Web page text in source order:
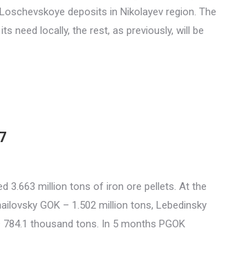
deposits in Nikolayev region. The
need locally, the rest, as previously, will be
3.663 million tons of iron ore pellets. At the
GOK – 1.502 million tons, Lebedinsky
thousand tons. In 5 months PGOK